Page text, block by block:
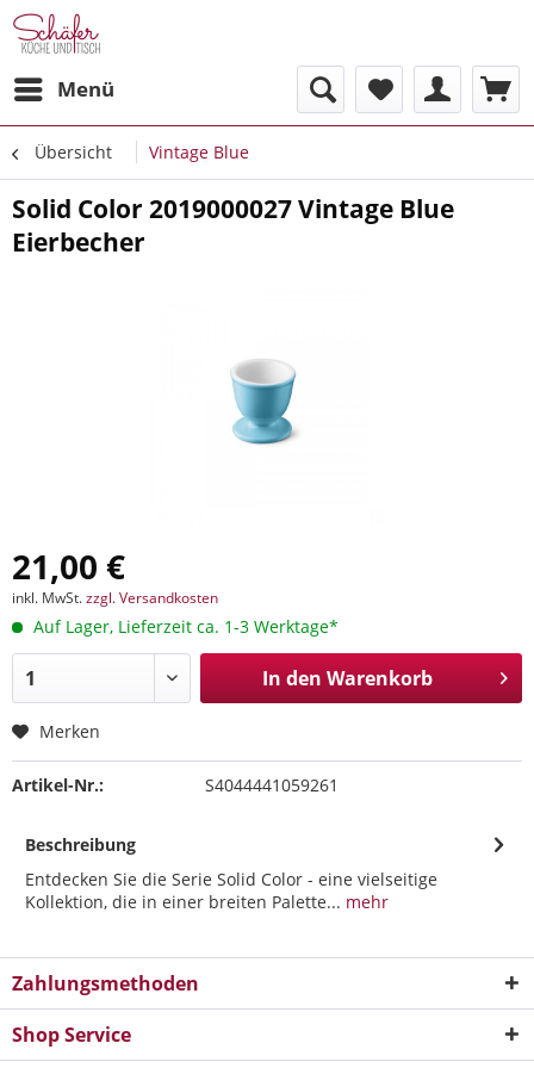
Menü
Übersicht Vintage Blue
Solid Color 2019000027 Vintage Blue
Eierbecher
21,00 €
inkl. MwSt.zzgl. Versandkosten
Auf Lager, Lieferzeit ca. 1-3 Werktage*
In den Warenkorb
Merken
Artikel-Nr.: S4044441059261
Beschreibung
Entdecken Sie die Serie Solid Color - eine vielseitige
Kollektion, die in einer breiten Palette... mehr
Zahlungsmethoden
Shop Service